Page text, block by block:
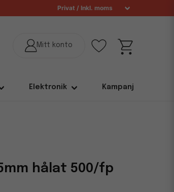
Elektronik Kampanj
hålat 500/fp